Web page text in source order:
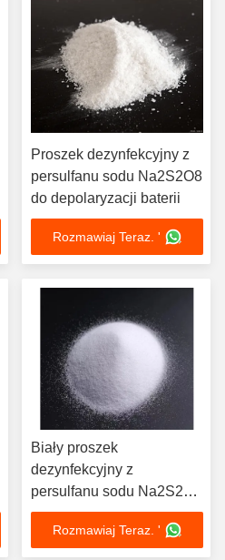
Proszek dezynfekcyjny z
persulfanu sodu Na2S2O8
do depolaryzacji baterii
Rozmawiaj Teraz. '
Biały proszek
dezynfekcyjny z
persulfanu sodu Na2S2O8
CAS 7775-27-1
Rozmawiaj Teraz. '